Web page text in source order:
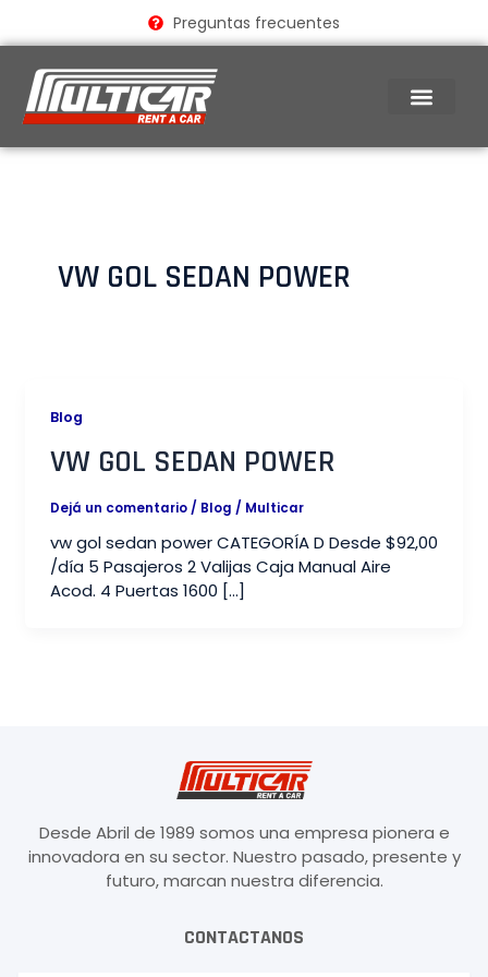
Preguntas frecuentes
VW GOL SEDAN POWER
Blog
VW GOL SEDAN POWER
Dejá un comentario / Blog / Multicar
vw gol sedan power CATEGORÍA D Desde $92,00
/día 5 Pasajeros 2 Valijas Caja Manual Aire
Acod. 4 Puertas 1600 […]
Desde Abril de 1989 somos una empresa pionera e
innovadora en su sector. Nuestro pasado, presente y
futuro, marcan nuestra diferencia.
CONTACTANOS